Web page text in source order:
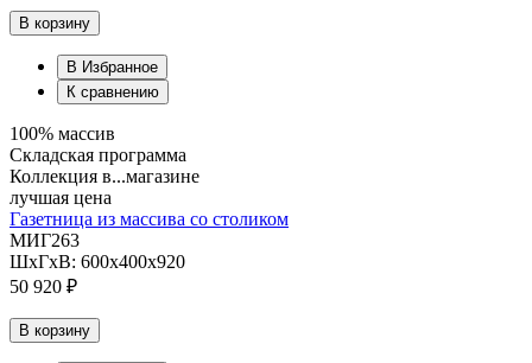
В корзину
В Избранное
К сравнению
100% массив
Складская программа
Коллекция в...магазине
лучшая цена
Газетница из массива со столиком
МИГ263
ШхГхВ: 600х400х920
50 920 ₽
В корзину